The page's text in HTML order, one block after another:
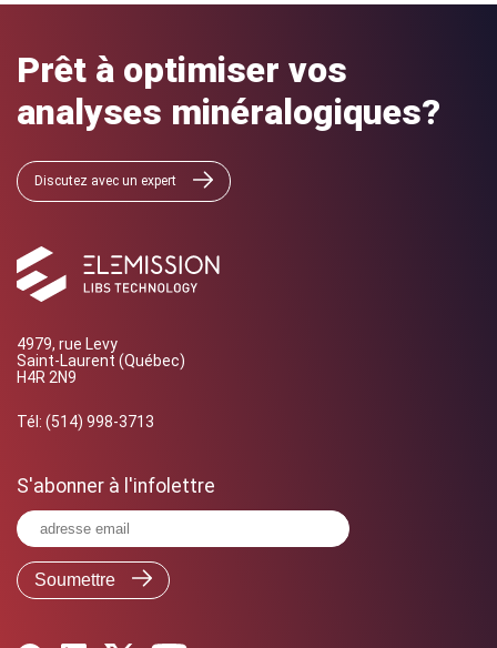
Prêt à optimiser vos
analyses minéralogiques?
Discutez avec un expert
4979, rue Levy
Saint-Laurent (Québec)
H4R 2N9
Tél: (514) 998-3713
S'abonner à l'infolettre